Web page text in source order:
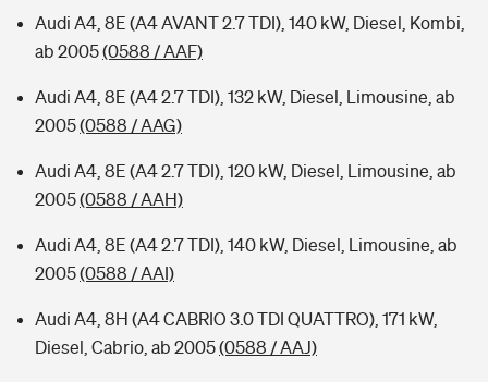
Audi A4, 8E (A4 AVANT 2.7 TDI), 140 kW, Diesel, Kombi,
ab 2005(0588 / AAF)
Audi A4, 8E (A4 2.7 TDI), 132 kW, Diesel, Limousine, ab
2005(0588 / AAG)
Audi A4, 8E (A4 2.7 TDI), 120 kW, Diesel, Limousine, ab
2005(0588 / AAH)
Audi A4, 8E (A4 2.7 TDI), 140 kW, Diesel, Limousine, ab
2005(0588 / AAI)
Audi A4, 8H (A4 CABRIO 3.0 TDI QUATTRO), 171 kW,
Diesel, Cabrio, ab 2005(0588 / AAJ)